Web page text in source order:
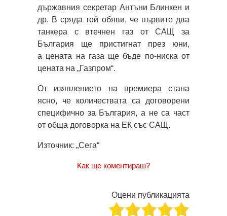
държавния секретар Антъни Блинкен и
др. В сряда той обяви, че първите два
танкера с втечнен газ от САЩ за
България ще пристигнат през юни,
а цената на газа ще бъде по-ниска от
цената на „Газпром“.
От изявлението на премиера стана
ясно, че количествата са договорени
специфично за България, а не са част
от обща договорка на ЕК със САЩ.
Източник: „Сега“
Как ще коментираш?
Оцени публикацията